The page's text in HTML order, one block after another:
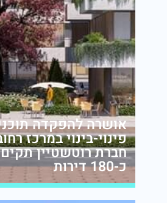
אושרה להפקדה
פינוי-בינוי במרכז
חברת רוטשטיין תקים
כ-180 דירות